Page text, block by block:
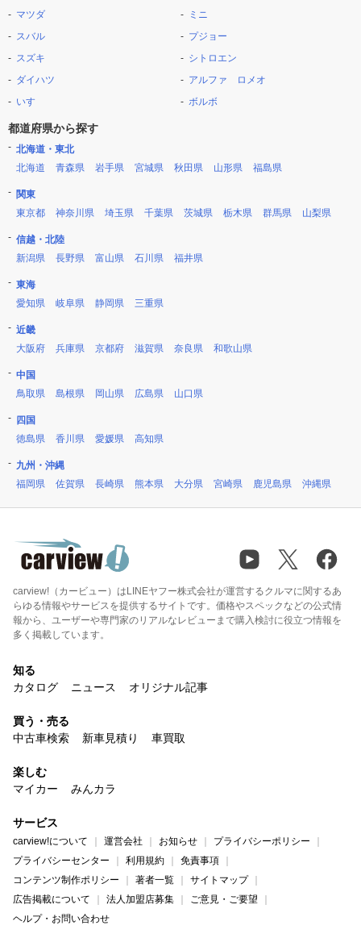
マツダ
スバル
スズキ
ダイハツ
いすゞ
ミニ
プジョー
シトロエン
アルファ ロメオ
ボルボ
都道府県から探す
北海道・東北
北海道
青森県 岩手県 宮城県 秋田県 山形県 福島県
関東
東京都
神奈川県 埼玉県 千葉県 茨城県 栃木県 群馬県 山梨県
信越・北陸
新潟県
長野県 富山県 石川県 福井県
東海
愛知県
岐阜県 静岡県 三重県
近畿
大阪府
兵庫県 京都府 滋賀県 奈良県 和歌山県
中国
鳥取県
島根県 岡山県 広島県 山口県
四国
徳島県
香川県 愛媛県 高知県
九州・沖縄
福岡県
佐賀県 長崎県 熊本県 大分県 宮崎県 鹿児島県 沖縄県
carview!（カービュー）はLINEヤフー株式会社が運営するクルマに関するあ
らゆる情報やサービスを提供するサイトです。価格やスペックなどの公式情
報から、ユーザーや専門家のリアルなレビューまで購入検討に役立つ情報を
多く掲載しています。
知る
カタログ
ニュース オリジナル記事
買う・売る
中古車検索
新車見積り 車買取
楽しむ
マイカー
みんカラ
サービス
carview!について 運営会社 お知らせ
プライバシーポリシー
プライバシーセンター
利用規約
免責事項
コンテンツ制作ポリシー
著者一覧
サイトマップ
広告掲載について
法人加盟店募集
ご意見・ご要望
ヘルプ・お問い合わせ